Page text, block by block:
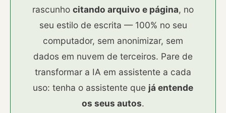
rascunho citando arquivo e página, no
seu estilo de escrita — 100% no seu
computador, sem anonimizar, sem
dados em nuvem de terceiros. Pare de
transformar a IA em assistente a cada
uso: tenha o assistente que já entende
os seus autos.